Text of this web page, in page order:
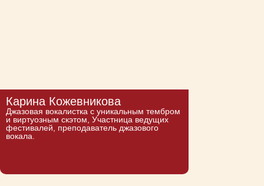
Карина Кожевникова
Джазовая вокалистка с уникальным тембром
и виртуозным скэтом, Участница ведущих
фестивалей, преподаватель джазового
вокала.